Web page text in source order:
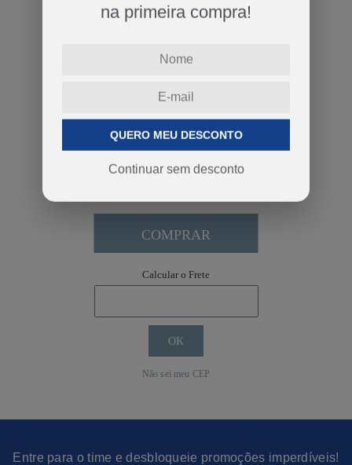
na primeira compra!
QUERO MEU DESCONTO
Continuar sem desconto
+
-
COMPRAR
Calcular o Frete
Não sei meu CEP
Entre para o time e desbloqueie promoções imperdíveis!